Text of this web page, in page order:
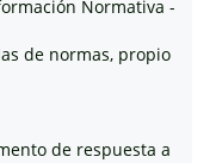
Normativa -
de normas, propio
de respuesta a